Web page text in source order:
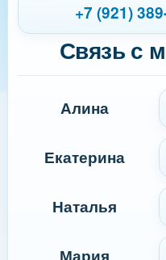
+7 (921)
Связь с
Алина
Екатерина
Наталья
Мария